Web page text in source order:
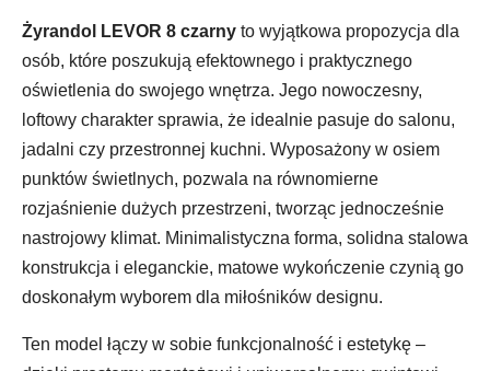
Żyrandol LEVOR 8 czarny to wyjątkowa propozycja dla
osób, które poszukują efektownego i praktycznego
oświetlenia do swojego wnętrza. Jego nowoczesny,
loftowy charakter sprawia, że idealnie pasuje do salonu,
jadalni czy przestronnej kuchni. Wyposażony w osiem
punktów świetlnych, pozwala na równomierne
rozjaśnienie dużych przestrzeni, tworząc jednocześnie
nastrojowy klimat. Minimalistyczna forma, solidna stalowa
konstrukcja i eleganckie, matowe wykończenie czynią go
doskonałym wyborem dla miłośników designu.
Ten model łączy w sobie funkcjonalność i estetykę –